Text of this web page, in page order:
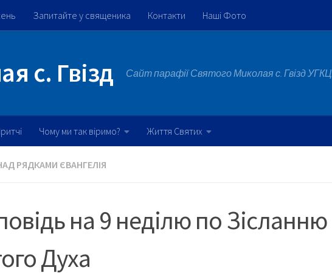
Запитайте у священика Контакти Наші Фото
с. Гвізд Сайт парафії Святого Миколая с. Гвізд УГКЦ
Чому ми так віримо? Життя Святих
РЯДКАМИ ЄВАНГЕЛІЯ
на 9 неділю по Зісланню
Духа